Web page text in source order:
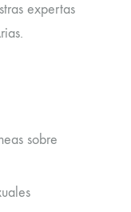
expertas
sobre